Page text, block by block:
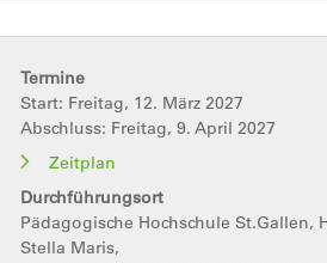
Termine
Start: Freitag, 12. März 2027
Abschluss: Freitag, 9. April 2027
Zeitplan
Durchführungsort
Pädagogische Hochschule St.Gallen,
Stella Maris,